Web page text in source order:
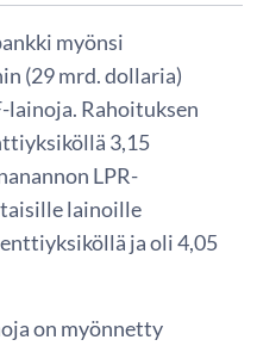
myönsi
(29 mrd. dollaria)
lainoja. Rahoituksen
3,15
LPR-
lainoille
ja oli 4,05
on myönnetty